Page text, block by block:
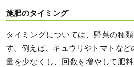
施肥のタイミング
タイミングについては、野菜の種
す。例えば、キュウリやトマトな
量を少なくし、回数を増やして肥